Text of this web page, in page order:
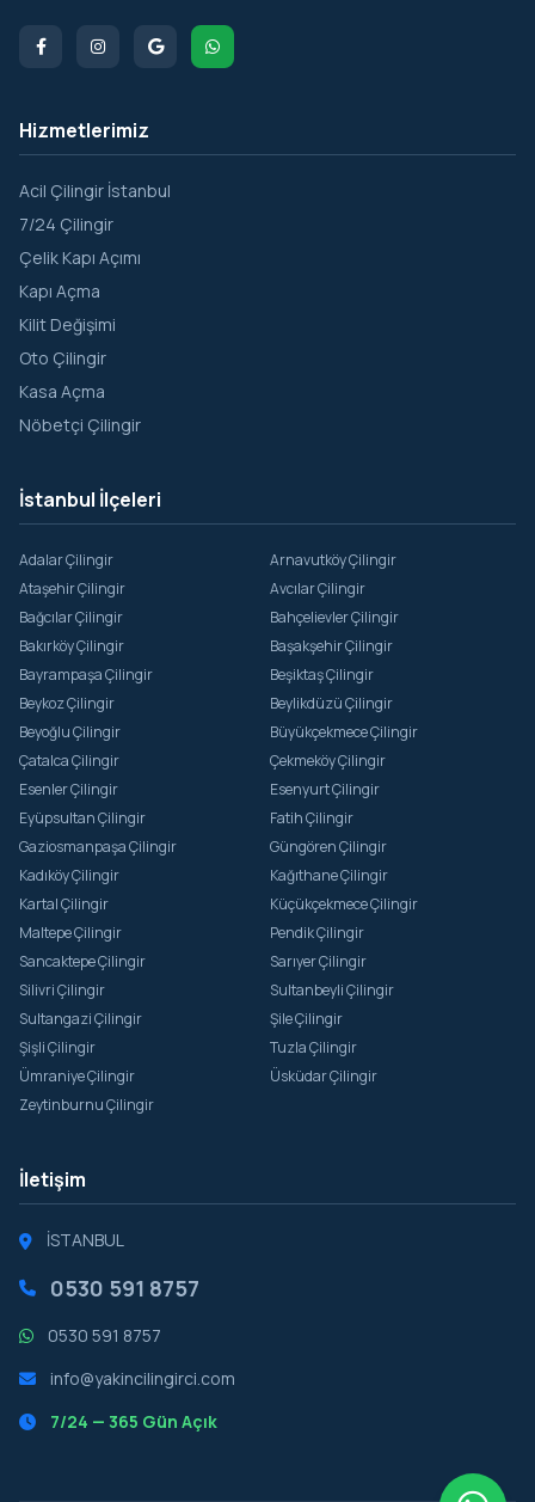
Hizmetlerimiz
Acil Çilingir İstanbul
7/24 Çilingir
Çelik Kapı Açımı
Kapı Açma
Kilit Değişimi
Oto Çilingir
Kasa Açma
Nöbetçi Çilingir
İstanbul İlçeleri
Adalar Çilingir
Arnavutköy Çilingir
Ataşehir Çilingir
Avcılar Çilingir
Bağcılar Çilingir
Bahçelievler Çilingir
Bakırköy Çilingir
Başakşehir Çilingir
Bayrampaşa Çilingir
Beşiktaş Çilingir
Beykoz Çilingir
Beylikdüzü Çilingir
Beyoğlu Çilingir
Büyükçekmece Çilingir
Çatalca Çilingir
Çekmeköy Çilingir
Esenler Çilingir
Esenyurt Çilingir
Eyüpsultan Çilingir
Fatih Çilingir
Gaziosmanpaşa Çilingir
Güngören Çilingir
Kadıköy Çilingir
Kağıthane Çilingir
Kartal Çilingir
Küçükçekmece Çilingir
Maltepe Çilingir
Pendik Çilingir
Sancaktepe Çilingir
Sarıyer Çilingir
Silivri Çilingir
Sultanbeyli Çilingir
Sultangazi Çilingir
Şile Çilingir
Şişli Çilingir
Tuzla Çilingir
Ümraniye Çilingir
Üsküdar Çilingir
Zeytinburnu Çilingir
İletişim
İSTANBUL
0530 591 8757
0530 591 8757
info@yakincilingirci.com
7/24 — 365 Gün Açık